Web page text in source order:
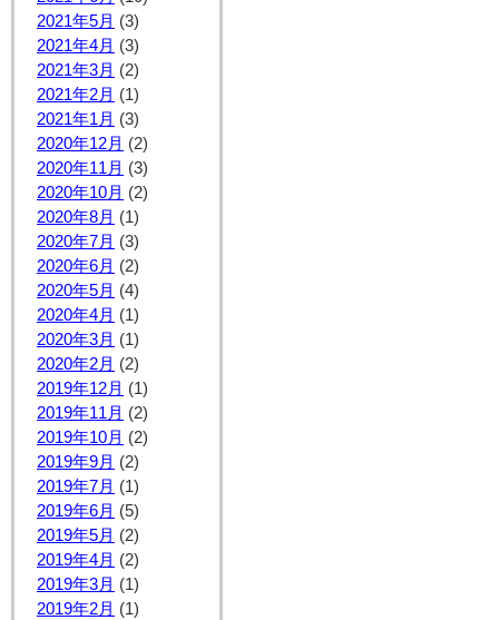
2021年5月 (3)
2021年4月 (3)
2021年3月 (2)
2021年2月 (1)
2021年1月 (3)
2020年12月 (2)
2020年11月 (3)
2020年10月 (2)
2020年8月 (1)
2020年7月 (3)
2020年6月 (2)
2020年5月 (4)
2020年4月 (1)
2020年3月 (1)
2020年2月 (2)
2019年12月 (1)
2019年11月 (2)
2019年10月 (2)
2019年9月 (2)
2019年7月 (1)
2019年6月 (5)
2019年5月 (2)
2019年4月 (2)
2019年3月 (1)
2019年2月 (1)